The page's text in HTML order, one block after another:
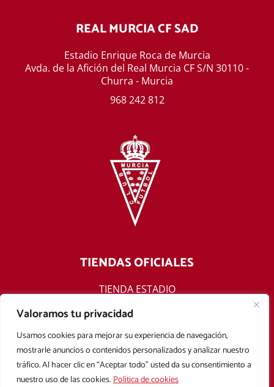
Valoramos tu privacidad
Usamos cookies para mejorar su experiencia de navegación,
mostrarle anuncios o contenidos personalizados y analizar nuestro
tráfico. Al hacer clic en “Aceptar todo” usted da su consentimiento a
nuestro uso de las cookies.Política de cookies
REAL MURCIA CF SAD
Estadio Enrique Roca de Murcia
Avda. de la Afición del Real Murcia CF S/N 30110 -
Churra - Murcia
968 242 812
TIENDAS OFICIALES
TIENDA ESTADIO
TIENDA ONLINE
F
a
c
e
T
w
i
t
Y
o
u
t
I
n
s
t